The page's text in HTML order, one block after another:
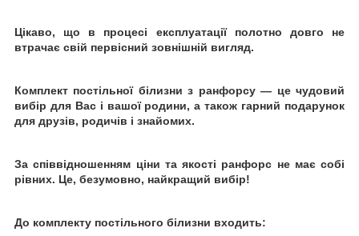
Цікаво, що в процесі експлуатації полотно довго не
втрачає свій первісний зовнішній вигляд.
Комплект постільної білизни з ранфорсу — це чудовий
вибір для Вас і вашої родини, а також гарний подарунок
для друзів, родичів і знайомих.
За співвідношенням ціни та якості ранфорс не має собі
рівних. Це, безумовно, найкращий вибір!
До комплекту постільного білизни входить: